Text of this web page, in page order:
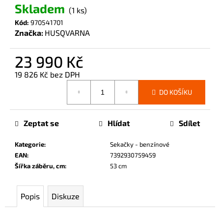
Skladem (1 ks)
Kód: 970541701
Značka: HUSQVARNA
23 990 Kč
19 826 Kč bez DPH
DO KOŠÍKU
Kategorie:
Sekačky - benzínové
EAN:
7392930759459
Šířka záběru, cm: 53 cm
Zeptat se Hlídat Sdílet
Popis Diskuze